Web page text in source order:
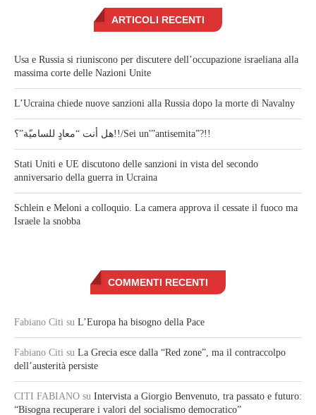
ARTICOLI RECENTI
Usa e Russia si riuniscono per discutere dell’occupazione israeliana alla
massima corte delle Nazioni Unite
L’Ucraina chiede nuove sanzioni alla Russia dopo la morte di Navalny
هل أنت “معادٍ للساميّة”؟!!/Sei un'”antisemita”?!!
Stati Uniti e UE discutono delle sanzioni in vista del secondo
anniversario della guerra in Ucraina
Schlein e Meloni a colloquio. La camera approva il cessate il fuoco ma
Israele la snobba
COMMENTI RECENTI
Fabiano Citi su L’Europa ha bisogno della Pace
Fabiano Citi su La Grecia esce dalla “Red zone”, ma il contraccolpo
dell’austerità persiste
CITI FABIANO su Intervista a Giorgio Benvenuto, tra passato e futuro:
“Bisogna recuperare i valori del socialismo democratico”